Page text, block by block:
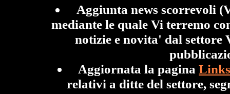
Aggiunta news scorrevoli
mediante le quale Vi terremo
notizie e novita' dal settore
Aggiornata la pagina
relativi a ditte del settore,